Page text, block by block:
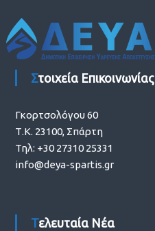
Στοιχεία Επικοινωνίας
Γκορτσολόγου 60
Τ.Κ. 23100, Σπάρτη
Τηλ: +30 27310 25331
info@deya-spartis.gr
Τελευταία Νέα